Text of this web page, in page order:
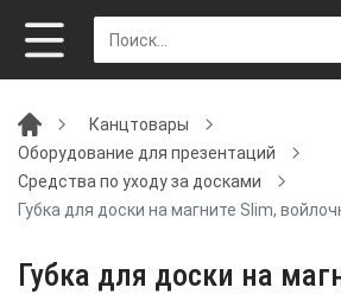
Канцтовары
Оборудование для презентаций
Средства по уходу за досками
Губка для доски на магните Slim,
Губка для доски на